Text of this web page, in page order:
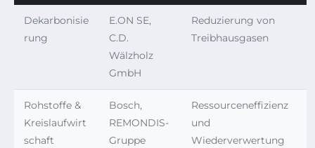
Dekarbonisie
rung
E.ON SE,
C.D.
Wälzholz
GmbH
Reduzierung von
Treibhausgasen
Rohstoffe &
Kreislaufwirt
schaft
Bosch,
REMONDIS-
Gruppe
Ressourceneffizienz
und
Wiederverwertung